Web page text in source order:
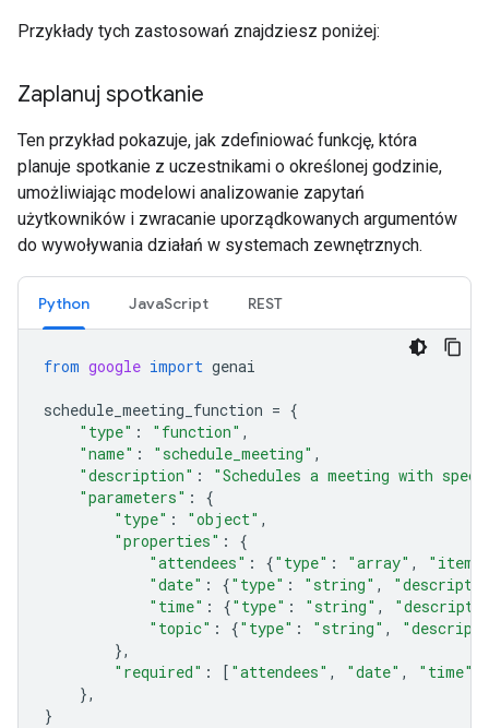
Przykłady tych zastosowań znajdziesz poniżej:
Zaplanuj spotkanie
Ten przykład pokazuje, jak zdefiniować funkcję, która
planuje spotkanie z uczestnikami o określonej godzinie,
umożliwiając modelowi analizowanie zapytań
użytkowników i zwracanie uporządkowanych argumentów
do wywoływania działań w systemach zewnętrznych.
Python JavaScript REST
from google import genai
schedule_meeting_function = {
"type" : "function" ,
"name" : "schedule_meeting" ,
"description" :
"Schedules a meeting with
"parameters" :
{
"type" : "object" ,
"properties" :
{
"attendees" : {"type" : "array" ,
"date" : {"type" : "string" ,
"time" : {"type" : "string" ,
"topic" : {"type" : "string" ,
},
"required" : [ "attendees" , "date" , "time"
},
}